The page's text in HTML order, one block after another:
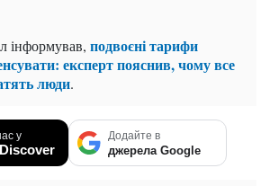
інформував, подвоєні тарифи
експерт пояснив, чому все
люди.
у Додайте в
джерела Google